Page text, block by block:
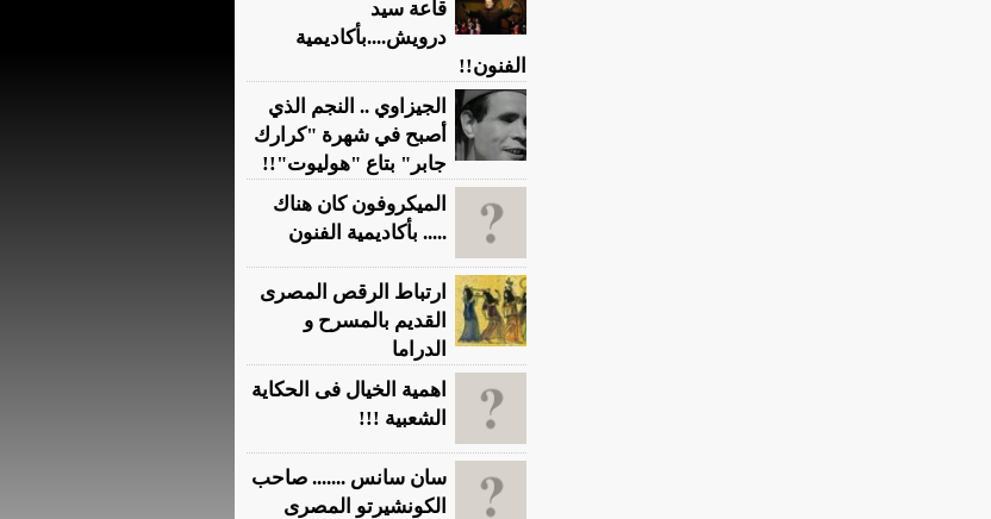
قاعة سيد
درويش....بأكاديمية
الفنون!!
الجيزاوي .. النجم الذي
أصبح في شهرة "كرارك
جابر" بتاع "هوليوت"!!
الميكروفون كان هناك
..... بأكاديمية الفنون
ارتباط الرقص المصرى
القديم بالمسرح و
الدراما
اهمية الخيال فى الحكاية
الشعبية !!!
سان سانس ....... صاحب
الكونشيرتو المصرى